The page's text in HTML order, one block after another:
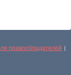
правообладателей |